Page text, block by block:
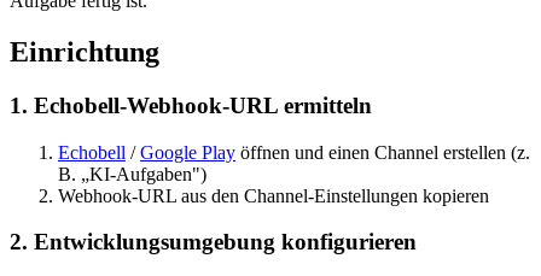
Einrichtung
1. Echobell-Webhook-URL ermitteln
Echobell /Google Play öffnen und einen Channel erstellen (z.
B. „KI-Aufgaben")
Webhook-URL aus den Channel-Einstellungen kopieren
2. Entwicklungsumgebung konfigurieren